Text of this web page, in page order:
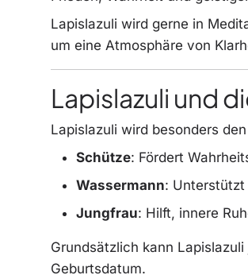
Lapislazuli wird gerne in
um eine Atmosphäre von
Lapislazuli und
Lapislazuli wird besonders
Schütze: Fördert
Wassermann:
Jungfrau: Hilft, innere
Grundsätzlich kann
Geburtsdatum.